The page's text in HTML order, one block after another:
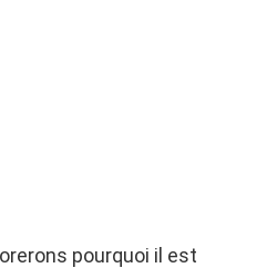
pourquoi il est